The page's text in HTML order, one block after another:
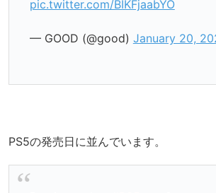
pic.twitter.com/BIKFjaabYO
— GOOD (@good) January 20,
PS5の発売日に並んでいます。